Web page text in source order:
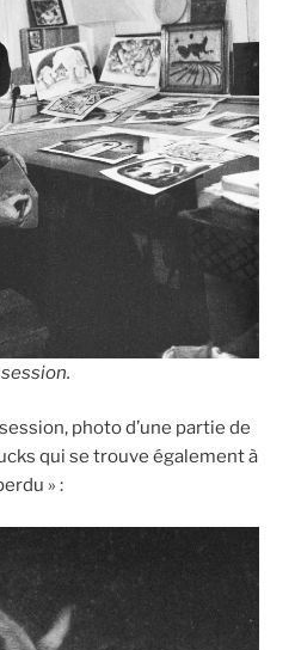
photo d’une partie de
qui se trouve également à
» :